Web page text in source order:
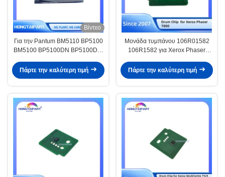
Βίντεο
Για την Pantum BM5110 BP5100
BM5100 BP5100DN BP5100DW
Πάρτε την καλύτερη τιμή
Μονάδα τυμπάνου 106R01582
106R1582 για Xerox Phaser
Πάρτε την καλύτερη τιμή